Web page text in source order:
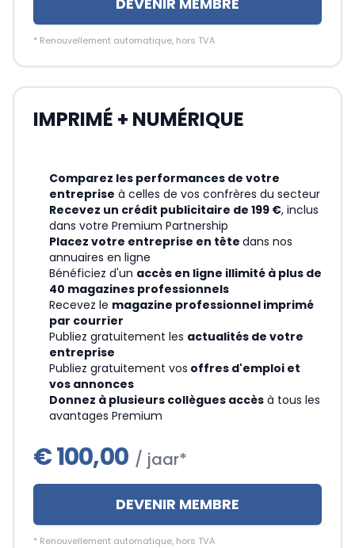
* Renouvellement automatique, hors TVA
IMPRIMÉ + NUMÉRIQUE
Comparez les performances de votre
entreprise à celles de vos confrères du secteur
Recevez un crédit publicitaire de 199 €, inclus
dans votre Premium Partnership
Placez votre entreprise en tête dans nos
annuaires en ligne
Bénéficiez d'un accès en ligne illimité à plus de
40 magazines professionnels
Recevez le magazine professionnel imprimé
par courrier
Publiez gratuitement les actualités de votre
entreprise
Publiez gratuitement vos offres d'emploi et
vos annonces
Donnez à plusieurs collègues accès à tous les
avantages Premium
€100,00 / jaar*
DEVENIR MEMBRE
* Renouvellement automatique, hors TVA